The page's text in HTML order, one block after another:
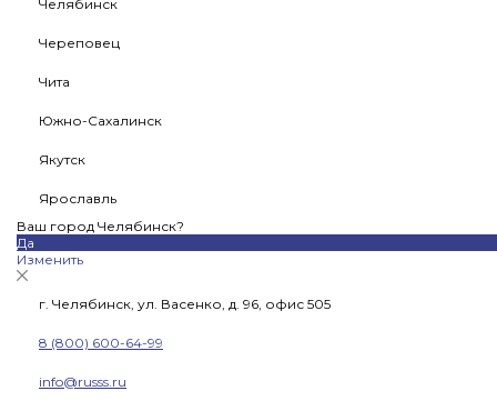
Челябинск
Череповец
Чита
Южно-Сахалинск
Якутск
Ярославль
Ваш город Челябинск?
Да
Изменить
г. Челябинск, ул. Васенко, д. 96, офис 505
8 (800) 600-64-99
info@russs.ru